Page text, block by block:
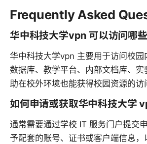
Frequently Asked
华中科技大学vpn 可以访问哪些
华中科技大学vpn 主要用于访问校园
数据库、教学平台、内部文档库、实
助在校外环境也能获得校园资源的访
如何申请或获取华中科技大学
通常需要通过学校 IT 服务门户提交
予配套的账号、证书或客户端信息